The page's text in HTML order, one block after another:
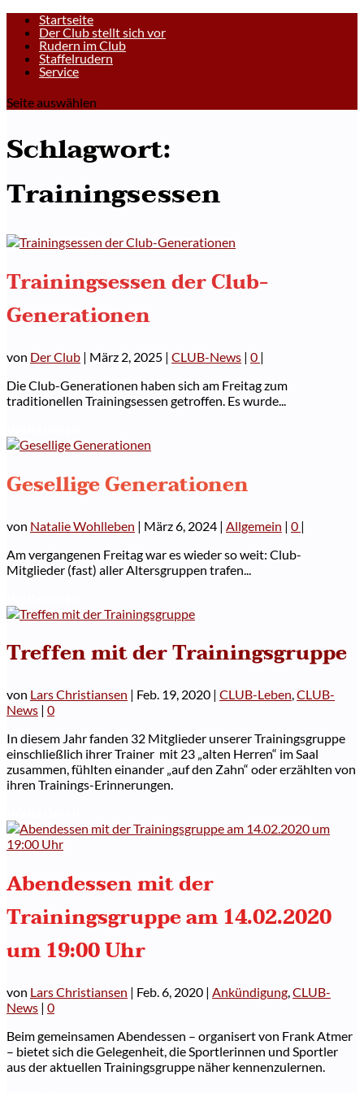
Startseite
Der Club stellt sich vor
Rudern im Club
Staffelrudern
Service
Seite auswählen
Schlagwort:
Trainingsessen
Trainingsessen der Club-
Generationen
von Der Club | März 2, 2025 | CLUB-News | 0 |
Die Club-Generationen haben sich am Freitag zum
traditionellen Trainingsessen getroffen. Es wurde...
Gesellige Generationen
von Natalie Wohlleben | März 6, 2024 | Allgemein | 0 |
Am vergangenen Freitag war es wieder so weit: Club-
Mitglieder (fast) aller Altersgruppen trafen...
Treffen mit der Trainingsgruppe
von Lars Christiansen | Feb. 19, 2020 | CLUB-Leben,CLUB-
News | 0
In diesem Jahr fanden 32 Mitglieder unserer Trainingsgruppe
einschließlich ihrer Trainer mit 23 „alten Herren“ im Saal
zusammen, fühlten einander „auf den Zahn“ oder erzählten von
ihren Trainings-Erinnerungen.
Abendessen mit der
Trainingsgruppe am 14.02.2020
um 19:00 Uhr
von Lars Christiansen | Feb. 6, 2020 | Ankündigung,CLUB-
News | 0
Beim gemeinsamen Abendessen – organisert von Frank Atmer
– bietet sich die Gelegenheit, die Sportlerinnen und Sportler
aus der aktuellen Trainingsgruppe näher kennenzulernen.